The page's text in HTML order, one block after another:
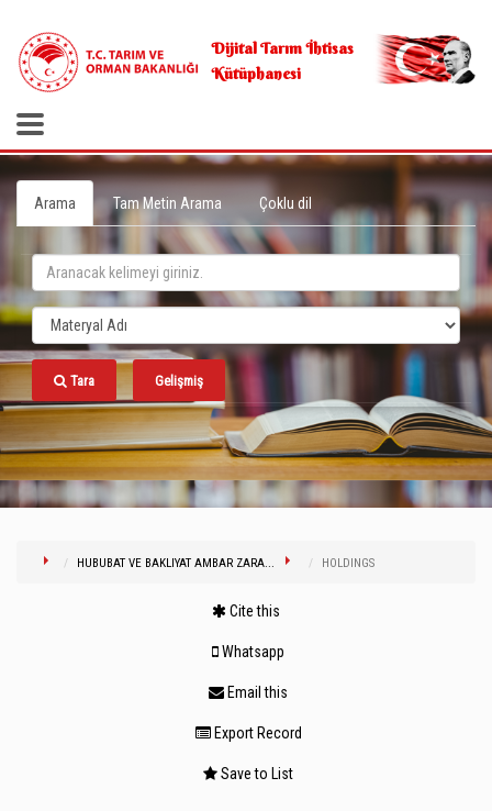
Dijital Tarım İhtisas
Kütüphanesi
Arama Tam Metin Arama Çoklu dil
Tara Gelişmiş
HUBUBAT VE BAKLIYAT AMBAR ZARA... HOLDINGS
Cite this
Whatsapp
Email this
Export Record
Save to List